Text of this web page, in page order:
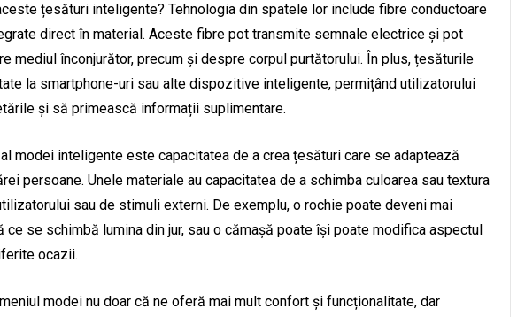
țesături inteligente? Tehnologia din spatele lor include fibre conductoare
direct în material. Aceste fibre pot transmite semnale electrice și pot
mediul înconjurător, precum și despre corpul purtătorului. În plus, țesăturile
la smartphone-uri sau alte dispozitive inteligente, permițând utilizatorului
și să primească informații suplimentare.
modei inteligente este capacitatea de a crea țesături care se adaptează
persoane. Unele materiale au capacitatea de a schimba culoarea sau textura
sau de stimuli externi. De exemplu, o rochie poate deveni mai
ce se schimbă lumina din jur, sau o cămașă poate își poate modifica aspectul
ocazii.
modei nu doar că ne oferă mai mult confort și funcționalitate, dar